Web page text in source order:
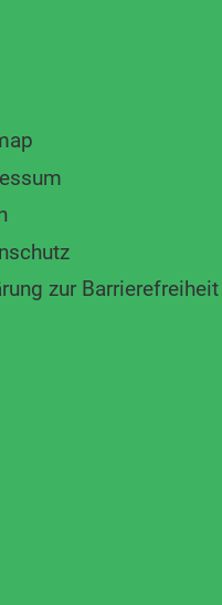
zur Barrierefreiheit